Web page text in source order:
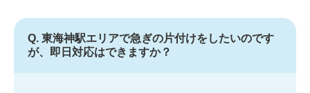
Q. 東海神駅エリアで急ぎの片付けをしたいのです
が、即日対応はできますか？